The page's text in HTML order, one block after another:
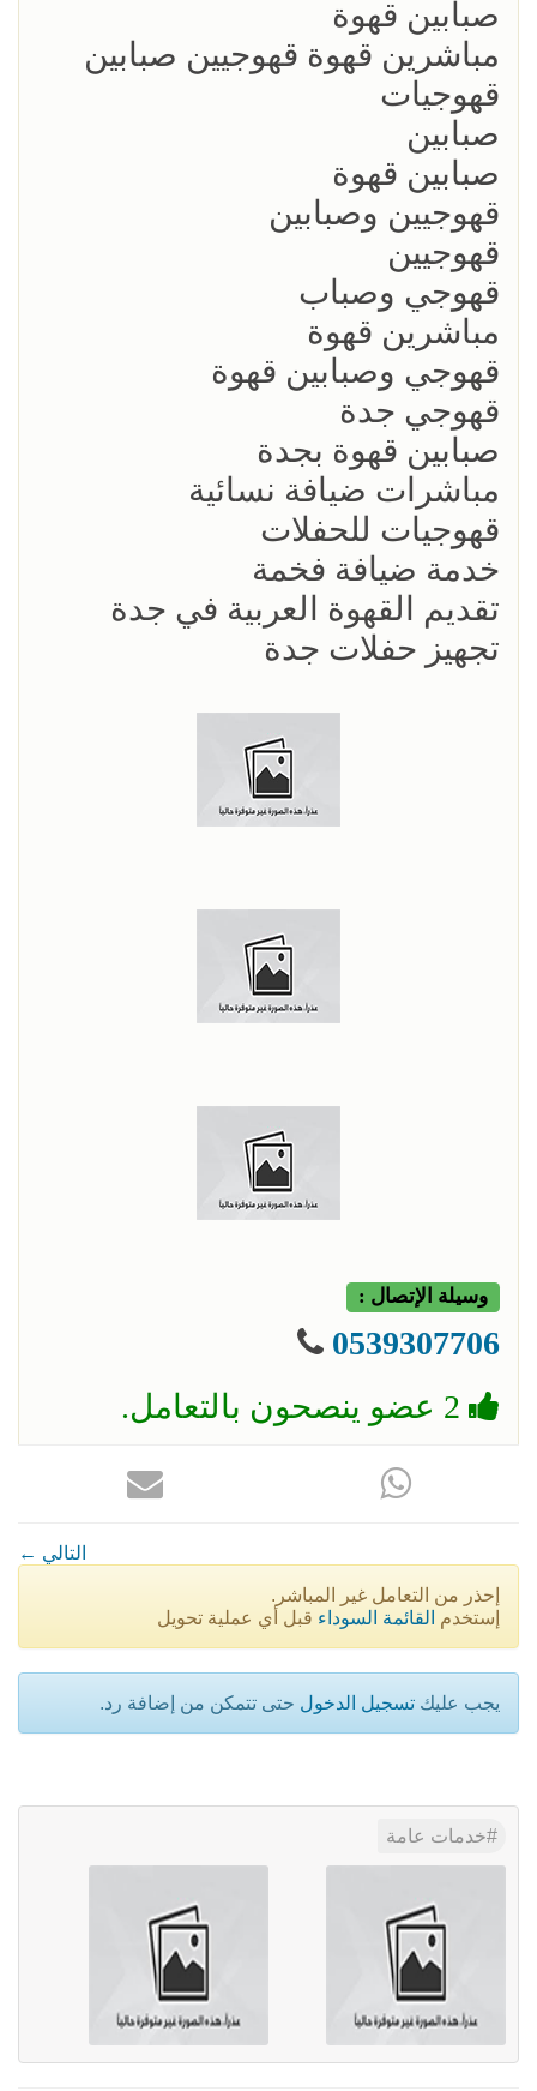
صبابين قهوة
مباشرين قهوة قهوجيين صبابين
قهوجيات
صبابين
صبابين قهوة
قهوجيين وصبابين
قهوجيين
قهوجي وصباب
مباشرين قهوة
قهوجي وصبابين قهوة
قهوجي جدة
صبابين قهوة بجدة
مباشرات ضيافة نسائية
قهوجيات للحفلات
خدمة ضيافة فخمة
تقديم القهوة العربية في جدة
تجهيز حفلات جدة
وسيلة الإتصال :
0539307706
← التالي
إحذر من التعامل غير المباشر.
إستخدم القائمة السوداء قبل أي عملية تحويل
يجب عليك تسجيل الدخول حتى تتمكن من إضافة رد.
خدمات عامة